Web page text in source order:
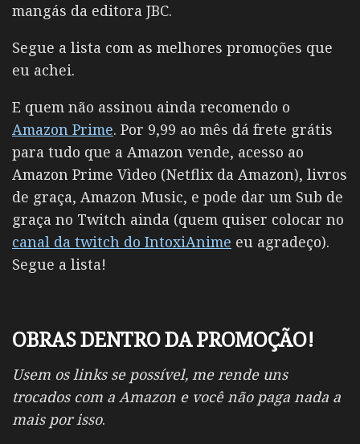
mangás da editora JBC.
Segue a lista com as melhores promoções que
eu achei.
E quem não assinou ainda recomendo o
Amazon Prime. Por 9,99 ao mês dá frete grátis
para tudo que a Amazon vende, acesso ao
Amazon Prime Vìdeo (Netflix da Amazon), livros
de graça, Amazon Music, e pode dar um Sub de
graça no Twitch ainda (quem quiser colocar no
canal da twitch do IntoxiAnime eu agradeço).
Segue a lista!
OBRAS DENTRO DA PROMOÇÃO!
Usem os links se possível, me rende uns
trocados com a Amazon e você não paga nada a
mais por isso.